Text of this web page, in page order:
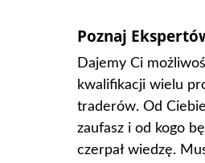
Poznaj
Dajemy Ci
kwalifikacji wielu
traderów. Od
zaufasz i od kogo
czerpał wiedzę.